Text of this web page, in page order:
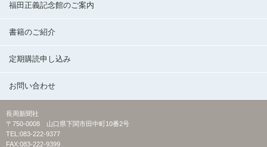
福田正義記念館のご案内
書籍のご紹介
定期購読申し込み
お問い合わせ
長周新聞社
〒750-0008 山口県下関市田中町10番2号
TEL:083-222-9377
FAX:083-222-9399